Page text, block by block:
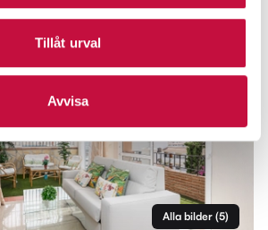
Tillåt urval
Avvisa
Alla bilder (5)